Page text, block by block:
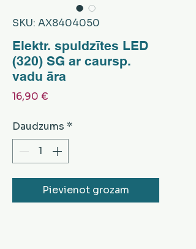
SKU: AX8404050
Elektr. spuldzītes LED
(320) SG ar caursp.
vadu āra
16,90 €
Daudzums *
Pievienot grozam